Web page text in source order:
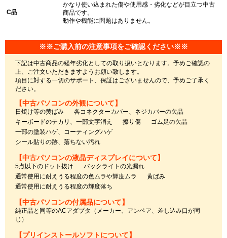
C品
かなり使い込まれた傷や使用感・劣化などが目立つ中古
商品です。
動作や機能に問題はありません。
※※ご購入前の注意事項をご確認ください※※
下記は中古商品の経年劣化としての取り扱いとなります。予めご確認の
上、ご注文いただきますようお願い致します。
項目に対する一切のサポート、保証はございませんので、予めご了承く
ださい。
【中古パソコンの外観について】
日焼け等の黄ばみ
各コネクターカバー、ネジカバーの欠品
キーボードのテカリ、一部文字消え
擦り傷
ゴム足の欠品
一部の塗装ハゲ、コーティングハゲ
シール貼りの跡、落ちない汚れ
【中古パソコンの液晶ディスプレイについて】
5点以下のドット抜け
バックライトの光漏れ
通常使用に耐えうる程度の色ムラや輝度ムラ
黄ばみ
通常使用に耐えうる程度の輝度落ち
【中古パソコンの付属品について】
純正品と同等のACアダプタ（メーカー、アンペア、差し込み口が同
じ）
【プリインストールソフトについて】